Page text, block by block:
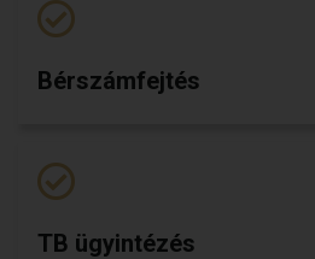
Bérszámfejtés
TB ügyintézés